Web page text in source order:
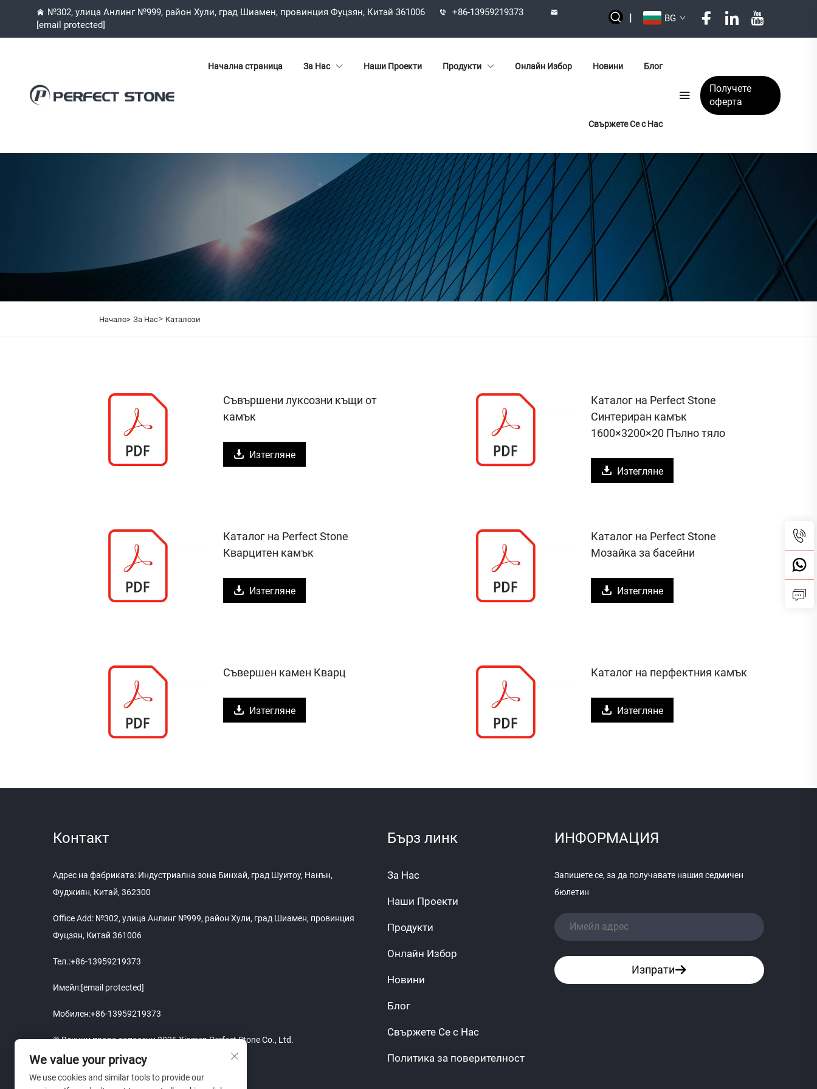
№302, улица Анлинг №999, район Хули, град Шиамен, провинция Фуцзян, Китай 361006
+86-13959219373
[email protected]
| BG
Начална страница За Нас Наши Проекти Продукти Онлайн Избор Новини Блог
Свържете Се с Нас
Получете
оферта
Начало> За Нас> Каталози
Съвършени луксозни къщи от
камък
Изтегляне
Каталог на Perfect Stone
Синтериран камък
1600×3200×20 Пълно тяло
Изтегляне
Каталог на Perfect Stone
Кварцитен камък
Изтегляне
Каталог на Perfect Stone
Мозайка за басейни
Изтегляне
Съвершен камен Кварц
Изтегляне
Каталог на перфектния камък
Изтегляне
Контакт
Адрес на фабриката: Индустриална зона Бинхай, град Шуитоу, Нанън,
Фуджиян, Китай, 362300
Office Add: №302, улица Анлинг №999, район Хули, град Шиамен, провинция
Фуцзян, Китай 361006
Тел.:+86-13959219373
Имейл:[email protected]
Мобилен:+86-13959219373
© Всички права запазени 2026 Xiamen Perfect Stone Co., Ltd.
Бърз линк
За Нас
Наши Проекти
Продукти
Онлайн Избор
Новини
Блог
Свържете Се с Нас
Политика за поверителност
ИНФОРМАЦИЯ
Запишете се, за да получавате нашия седмичен
бюлетин
Изпрати
We value your privacy
We use cookies and similar tools to provide our